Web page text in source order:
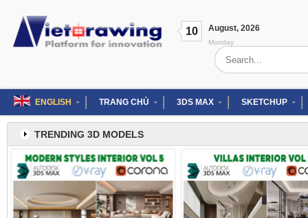
content
10 August, 2026
Monday
Search
for:
ENGLISH TRANG CHỦ 3DS MAX SKETCHUP
TRENDING 3D MODELS